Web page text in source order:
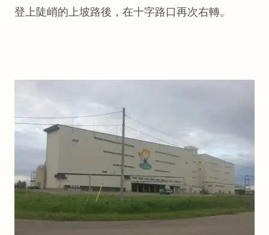
登上陡峭的上坡路後，在十字路口再次右轉。